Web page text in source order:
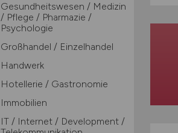
Gesundheitswesen / Medizin
/ Pflege / Pharmazie /
Psychologie
Großhandel / Einzelhandel
Handwerk
Hotellerie / Gastronomie
Immobilien
IT / Internet / Development /